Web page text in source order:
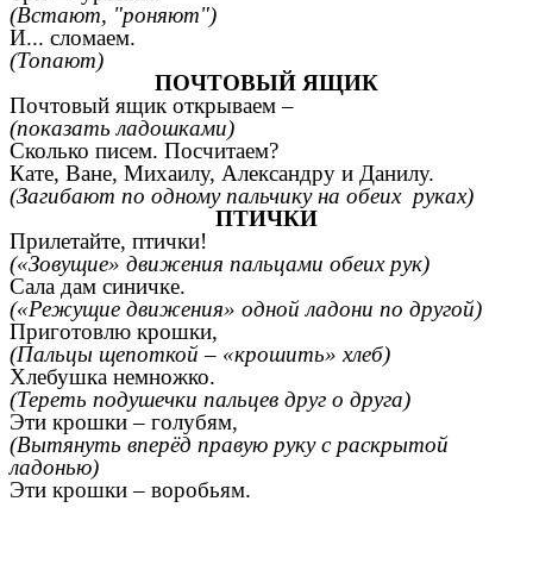
(Встают, "роняют")
И... сломаем.
(Топают)
ПОЧТОВЫЙ ЯЩИК
Почтовый ящик открываем –
(показать ладошками)
Сколько писем. Посчитаем?
Кате, Ване, Михаилу, Александру и Данилу.
(Загибают по одному пальчику на обеих руках)
ПТИЧКИ
Прилетайте, птички!
(«Зовущие» движения пальцами обеих рук)
Сала дам синичке.
(«Режущие движения» одной ладони по другой)
Приготовлю крошки,
(Пальцы щепоткой – «крошить» хлеб)
Хлебушка немножко.
(Тереть подушечки пальцев друг о друга)
Эти крошки – голубям,
(Вытянуть вперёд правую руку с раскрытой
ладонью)
Эти крошки – воробьям.